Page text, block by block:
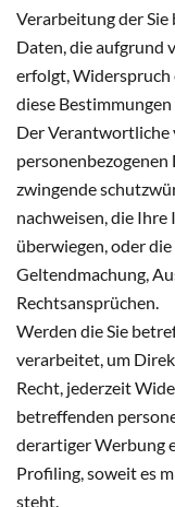
Verarbeitung der
Daten, die aufgrund
erfolgt, Widerspruch
diese
Der Verantwortliche
personenbezogenen
zwingende
nachweisen, die
überwiegen, oder
Geltendmachung,
Rechtsansprüchen.
Werden die Sie
verarbeitet, um
Recht, jederzeit
betreffenden
derartiger Werbung
Profiling, soweit es
steht.